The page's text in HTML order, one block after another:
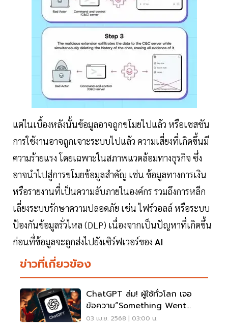
แต่ในเบื้องหลังนั้นข้อมูลอาจถูกขโมยไปแล้ว หรือเซสชัน
การใช้งานอาจถูกเจาะระบบไปแล้ว ความเสี่ยงที่เกิดขึ้นมี
ความร้ายแรง โดยเฉพาะในสภาพแวดล้อมทางธุรกิจ ซึ่ง
อาจนำไปสู่การขโมยข้อมูลสำคัญ เช่น ข้อมูลทางการเงิน
หรือรายงานที่เป็นความลับภายในองค์กร รวมถึงการหลีก
เลี่ยงระบบรักษาความปลอดภัย เช่น ไฟร์วอลล์ หรือระบบ
ป้องกันข้อมูลรั่วไหล (DLP) เนื่องจากเป็นปัญหาที่เกิดขึ้น
ก่อนที่ข้อมูลจะถูกส่งไปยังเซิร์ฟเวอร์ของ AI
ข่าวที่เกี่ยวข้อง
ChatGPT ล่ม! ผู้ใช้ทั่วโลก เจอ
ข้อความ“Something Went
Wrong”
03 เม.ย. 2568 | 03:00 น.